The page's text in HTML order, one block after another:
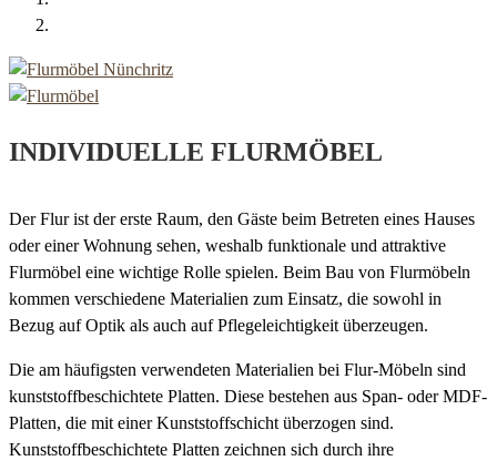
INDIVIDUELLE FLURMÖBEL
Der Flur ist der erste Raum, den Gäste beim Betreten eines Hauses
oder einer Wohnung sehen, weshalb funktionale und attraktive
Flurmöbel eine wichtige Rolle spielen. Beim Bau von Flurmöbeln
kommen verschiedene Materialien zum Einsatz, die sowohl in
Bezug auf Optik als auch auf Pflegeleichtigkeit überzeugen.
Die am häufigsten verwendeten Materialien bei Flur-Möbeln sind
kunststoffbeschichtete Platten. Diese bestehen aus Span- oder MDF-
Platten, die mit einer Kunststoffschicht überzogen sind.
Kunststoffbeschichtete Platten zeichnen sich durch ihre